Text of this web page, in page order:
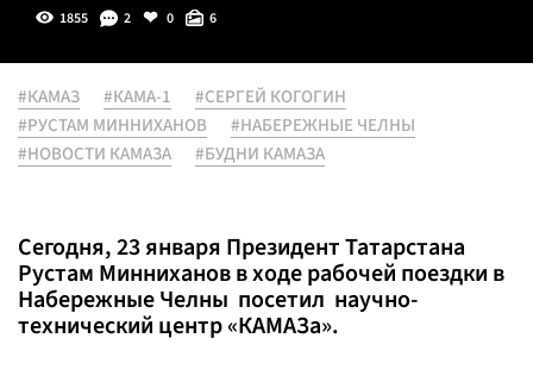
1855 2 0 6
#КАМАЗ #КАМА-1
#СЕРГЕЙ КОГОГИН
#РУСТАМ МИННИХАНОВ
#НАБЕРЕЖНЫЕ ЧЕЛНЫ
#НОВОСТИ КАМАЗА
#БУДНИ КАМАЗА
Сегодня, 23 января Президент Татарстана
Рустам Минниханов в ходе рабочей поездки в
Набережные Челны посетил научно-
технический центр «КАМАЗа».